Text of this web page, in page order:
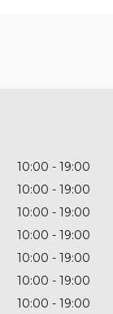
10:00
19:00
10:00
19:00
10:00
19:00
10:00
19:00
10:00
19:00
10:00
19:00
10:00 19:00